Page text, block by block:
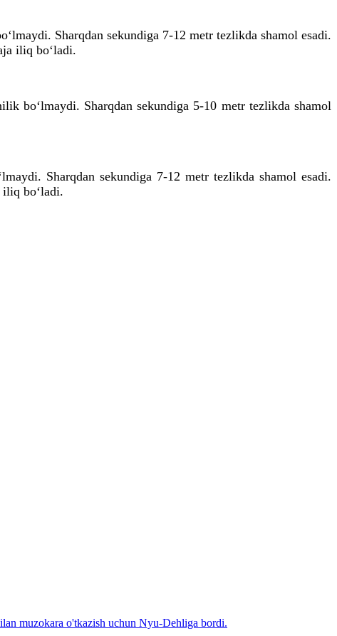
Sharqdan sekundiga 7-12 metr tezlikda shamol esadi.
iliq bo‘ladi.
bo‘lmaydi. Sharqdan sekundiga 5-10 metr tezlikda shamol
Sharqdan sekundiga 7-12 metr tezlikda shamol esadi.
bo‘ladi.
muzokara o'tkazish uchun Nyu-Dehliga bordi.